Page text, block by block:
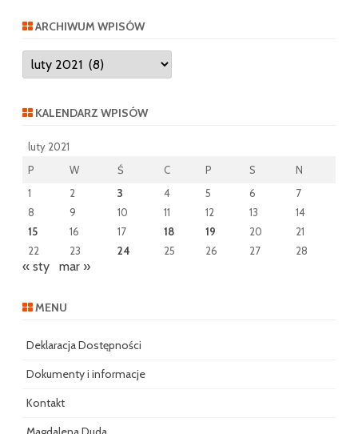
ARCHIWUM WPISÓW
Archiwum
wpisów
KALENDARZ WPISÓW
luty 2021
P
W Ś C P S
N
1
2 3 4 5 6
7
8
9 10 11 12 13
14
15
16 17 18 19 20
21
22
23 24 25 26 27 28
« sty mar »
MENU
Deklaracja Dostępności
Dokumenty i informacje
Kontakt